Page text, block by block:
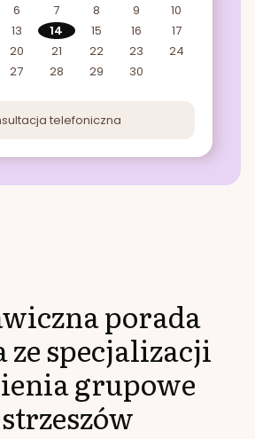
6 7 8 9
10
13 14 15 16
17
20 21 22 23
24
27 28 29 30
telefoniczna
porada
specjalizacji
grupowe